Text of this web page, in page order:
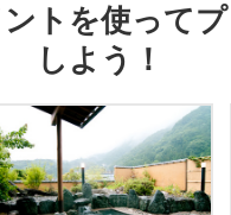
トを使って
しよう！